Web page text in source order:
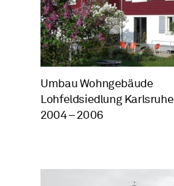
Umbau Wohngebäude
Lohfeldsiedlung Karlsruhe
2004 – 2006